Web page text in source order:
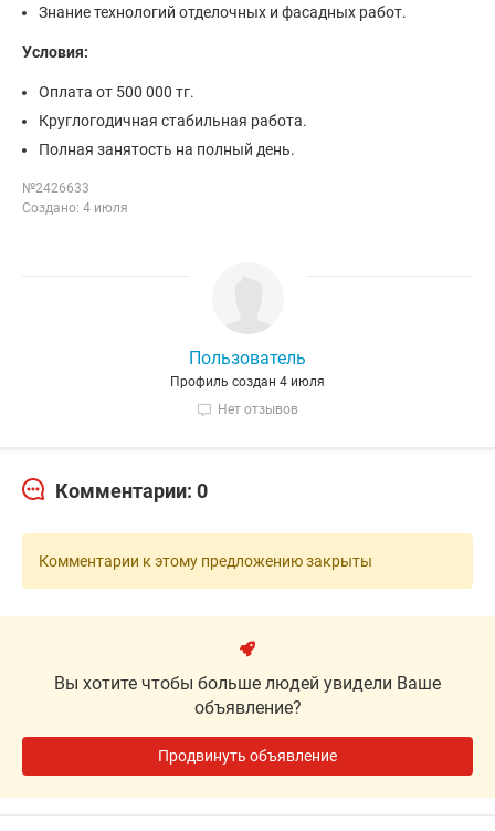
Знание технологий отделочных и фасадных работ.
Условия:
Оплата от 500 000 тг.
Круглогодичная стабильная работа.
Полная занятость на полный день.
№2426633
Создано: 4 июля
Пользователь
Профиль создан 4 июля
Нет отзывов
Комментарии: 0
Комментарии к этому предложению закрыты
Вы хотите чтобы больше людей увидели Ваше
объявление?
Продвинуть объявление